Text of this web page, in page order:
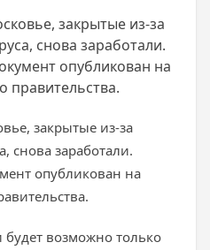
закрытые из-за
снова заработали.
опубликован на
правительства.
закрытые из-за
снова заработали.
опубликован на
возможно только